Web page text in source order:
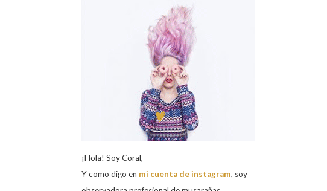
¡Hola! Soy Coral,
Y como digo en mi cuenta de instagram, soy